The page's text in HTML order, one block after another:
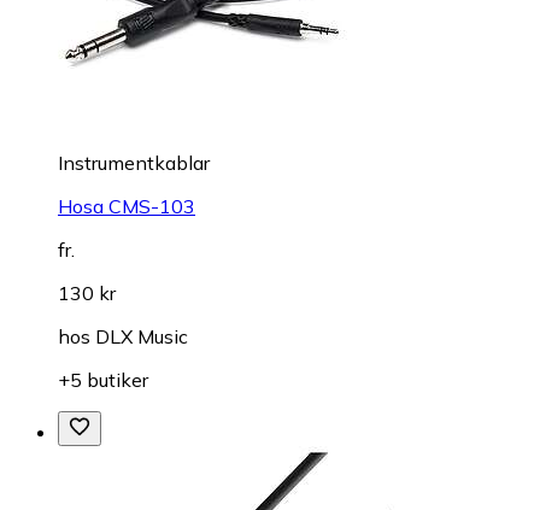
Instrumentkablar
Hosa CMS-103
fr.
130 kr
hos DLX Music
+5 butiker